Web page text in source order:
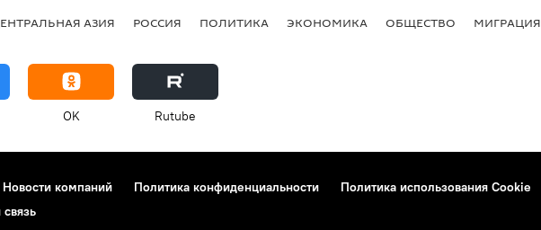
АЗИЯ РОССИЯ ПОЛИТИКА ЭКОНОМИКА ОБЩЕСТВО МИГРАЦИЯ
OK Rutube
Новости компаний Политика конфиденциальности
Политика использования Cookie